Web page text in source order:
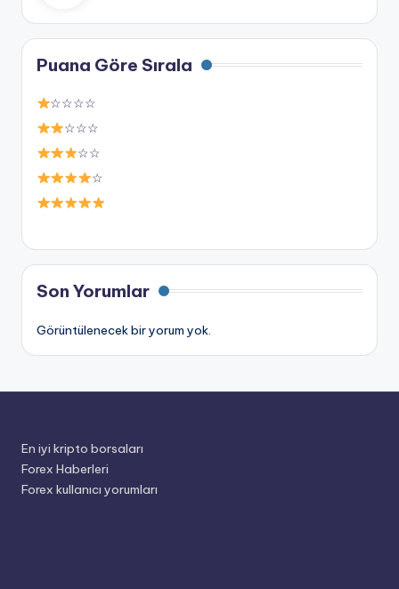
Puana Göre Sırala
☆☆☆☆
☆☆☆
☆☆
☆
Son Yorumlar
Görüntülenecek bir yorum yok.
En iyi kripto borsaları
Forex Haberleri
Forex kullanıcı yorumları